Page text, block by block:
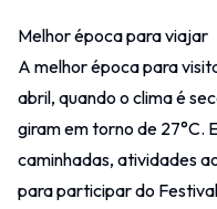
Contacto
Melhor época para viajar
A melhor época para
abril, quando o clima é
giram em torno de 27°C.
caminhadas, atividades
para participar do